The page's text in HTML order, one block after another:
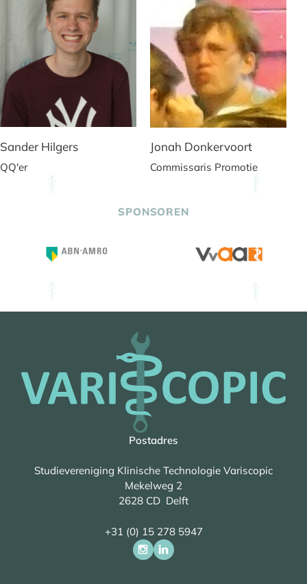
Sander Hilgers
QQ'er
Jonah Donkervoort
Commissaris Promotie
SPONSOREN
Postadres
Studievereniging Klinische Technologie Variscopic
Mekelweg 2
2628 CD Delft
+31 (0) 15 278 5947